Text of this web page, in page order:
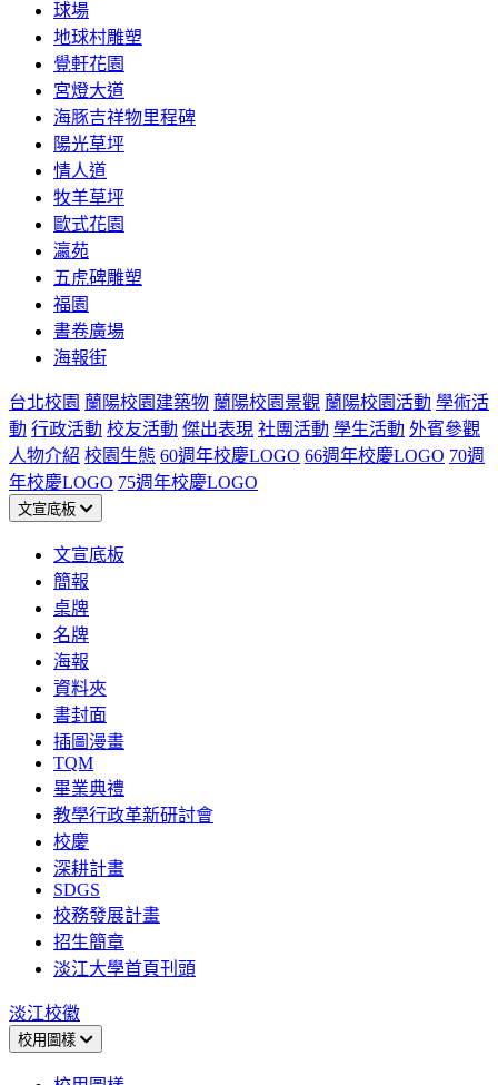
球場
地球村雕塑
覺軒花園
宮燈大道
海豚吉祥物里程碑
陽光草坪
情人道
牧羊草坪
歐式花園
瀛苑
五虎碑雕塑
福園
書卷廣場
海報街
台北校園 蘭陽校園建築物 蘭陽校園景觀 蘭陽校園活動 學術活
動 行政活動 校友活動 傑出表現 社團活動 學生活動 外賓參觀
人物介紹 校園生態 60週年校慶LOGO 66週年校慶LOGO 70週
年校慶LOGO 75週年校慶LOGO
文宣底板
文宣底板
簡報
桌牌
名牌
海報
資料夾
書封面
插圖漫畫
TQM
畢業典禮
教學行政革新研討會
校慶
深耕計畫
SDGS
校務發展計畫
招生簡章
淡江大學首頁刊頭
淡江校徽
校用圖樣